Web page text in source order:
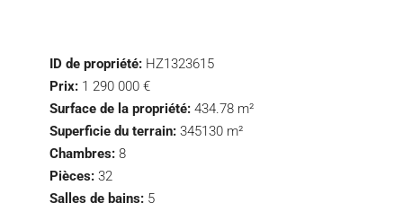
ID de propriété: HZ1323615
Prix: 1 290 000 €
Surface de la propriété: 434.78 m²
Superficie du terrain: 345130 m²
Chambres: 8
Pièces: 32
Salles de bains: 5